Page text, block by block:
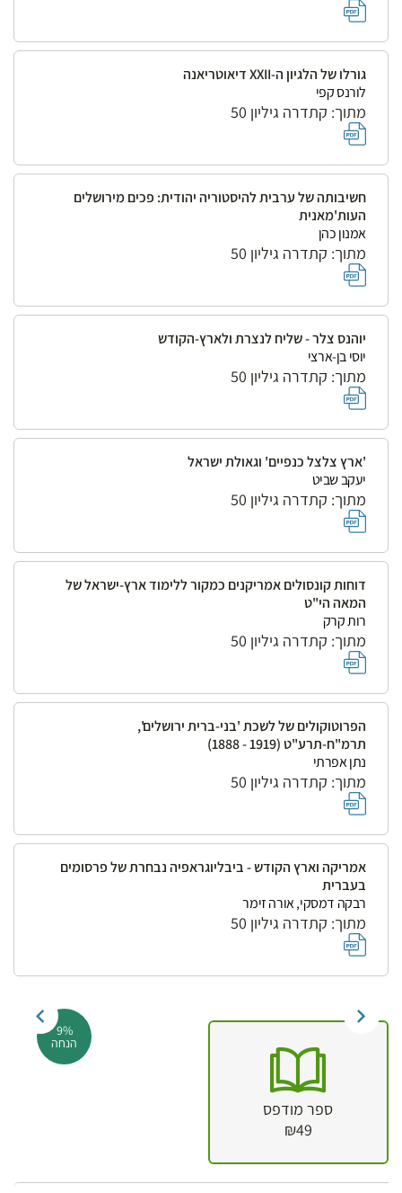
גורלו של הלגיון ה-XXII דיאוטריאנה
לורנס קפי
מתוך: קתדרה גיליון 50
חשיבותה של ערבית להיסטוריה יהודית: פכים מירושלים
העות'מאנית
אמנון כהן
מתוך: קתדרה גיליון 50
יוהנס צלר - שליח לנצרת ולארץ-הקודש
יוסי בן-ארצי
מתוך: קתדרה גיליון 50
'ארץ צלצל כנפיים' וגאולת ישראל
יעקב שביט
מתוך: קתדרה גיליון 50
דוחות קונסולים אמריקנים כמקור ללימוד ארץ-ישראל של
המאה הי"ט
רות קרק
מתוך: קתדרה גיליון 50
הפרוטוקולים של לשכת 'בני-ברית ירושלים',
תרמ"ח-תרע"ט (1919 - 1888)
נתן אפרתי
מתוך: קתדרה גיליון 50
אמריקה וארץ הקודש - ביבליוגראפיה נבחרת של פרסומים
בעברית
רבקה דמסקי, אורה זימר
מתוך: קתדרה גיליון 50
9%
הנחה
ספר מודפס
₪49